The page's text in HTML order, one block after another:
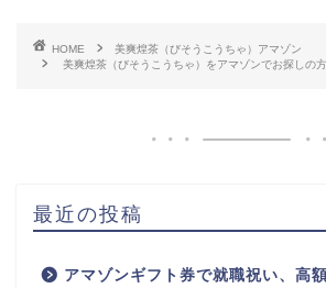
HOME
美爽煌茶（びそうこうちゃ）アマゾン
美爽煌茶（びそうこうちゃ）をアマゾンでお探しの
最近の投稿
アマゾンギフト券で就職祝い、高